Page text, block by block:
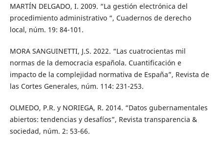
MARTÍN DELGADO, I. 2009. “La gestión electrónica del
procedimiento administrativo “, Cuadernos de derecho
local, núm. 19: 84-101.
MORA SANGUINETTI, J.S. 2022. “Las cuatrocientas mil
normas de la democracia española. Cuantificación e
impacto de la complejidad normativa de España”, Revista de
las Cortes Generales, núm. 114: 231-253.
OLMEDO, P.R. y NORIEGA, R. 2014. “Datos gubernamentales
abiertos: tendencias y desafíos”, Revista transparencia &
sociedad, núm. 2: 53-66.